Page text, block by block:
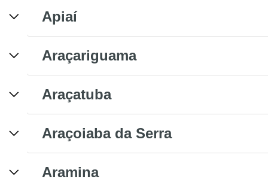
Apiaí
Araçariguama
Araçatuba
Araçoiaba da Serra
Aramina